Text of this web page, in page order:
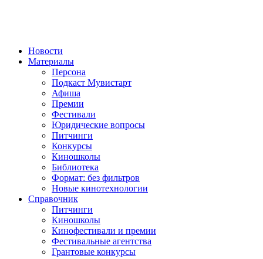
Новости
Материалы
Персона
Подкаст Мувистарт
Афиша
Премии
Фестивали
Юридические вопросы
Питчинги
Конкурсы
Киношколы
Библиотека
Формат: без фильтров
Новые кинотехнологии
Справочник
Питчинги
Киношколы
Кинофестивали и премии
Фестивальные агентства
Грантовые конкурсы